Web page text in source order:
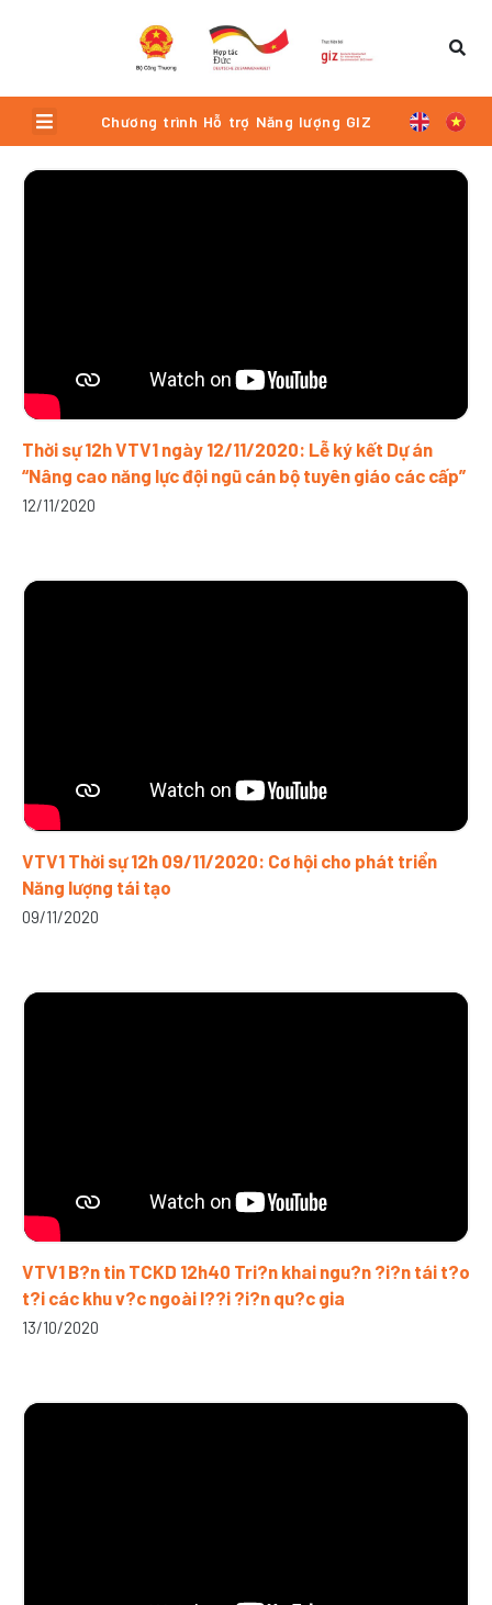
Menu Chương trình Hỗ trợ Năng lượng GIZ
Thời sự 12h VTV1 ngày 12/11/2020: Lễ ký kết Dự án
“Nâng cao năng lực đội ngũ cán bộ tuyên giáo các cấp”
12/11/2020
VTV1 Thời sự 12h 09/11/2020: Cơ hội cho phát triển
Năng lượng tái tạo
09/11/2020
VTV1 B?n tin TCKD 12h40 Tri?n khai ngu?n ?i?n tái t?o
t?i các khu v?c ngoài l??i ?i?n qu?c gia
13/10/2020
TrangTrangTrangTrangTrang